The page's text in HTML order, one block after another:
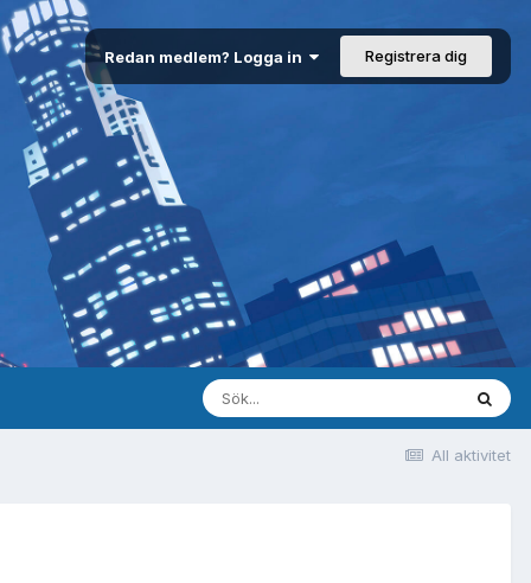
Redan medlem? Logga in Registrera dig
All aktivitet